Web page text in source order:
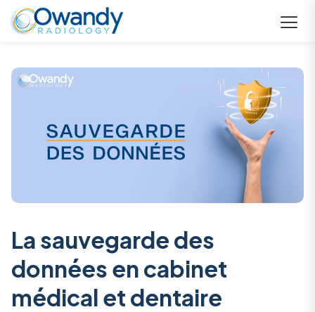
La sauvegarde des
données en cabinet
médical et dentaire